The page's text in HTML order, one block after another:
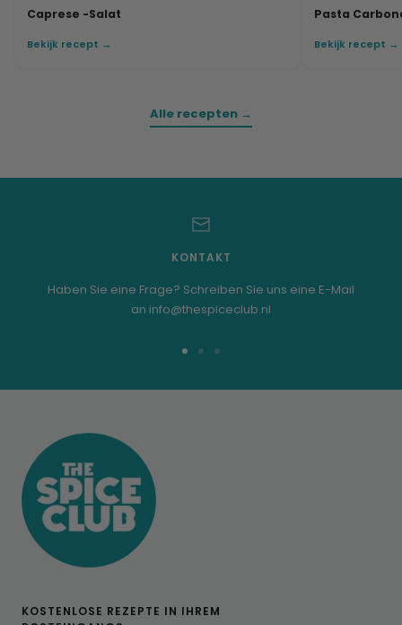
Caprese -Salat
Bekijk recept →
Pasta
Bekijk recept →
Alle recepten →
KONTAKT
Haben Sie eine Frage? Schreiben Sie uns eine E-Mail
an info@thespiceclub.nl
KOSTENLOSE REZEPTE IN IHREM